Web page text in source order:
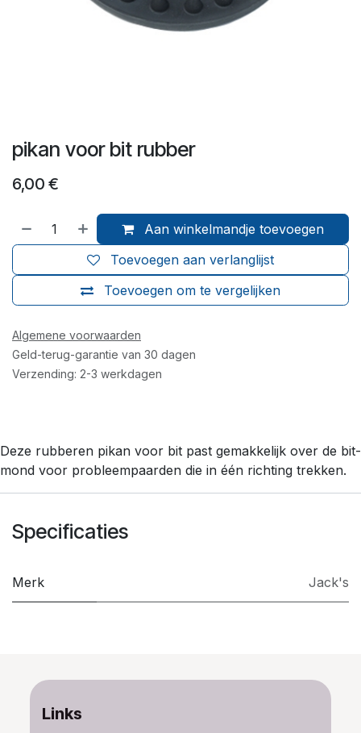
pikan voor bit rubber
6,00 €
Aan winkelmandje toevoegen
Toevoegen om te vergelijken
Toevoegen aan verlanglijst
Algemene voorwaarden
Geld-terug-garantie van 30 dagen
Verzending: 2-3 werkdagen
Deze rubberen pikan voor bit past gemakkelijk over de bit-
mond voor probleempaarden die in één richting trekken.
Specificaties
Merk Jack's
Links